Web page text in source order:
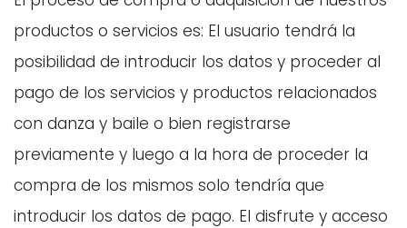
productos o servicios es: El usuario tendrá la
posibilidad de introducir los datos y proceder al
pago de los servicios y productos relacionados
con danza y baile o bien registrarse
previamente y luego a la hora de proceder la
compra de los mismos solo tendría que
introducir los datos de pago. El disfrute y acceso